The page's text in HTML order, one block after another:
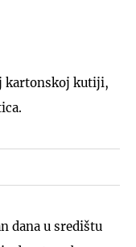
kartonskoj kutiji,
dana u središtu